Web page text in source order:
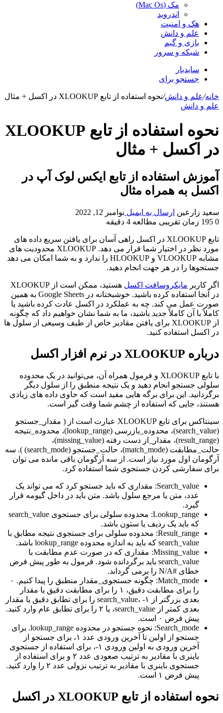
مک (Mac Os)
اندروید
هک و امنیت
علم و دانش
بازی و گیم
شبکه و سرور
سایدبار
جستجو برای
خانه/علم و دانش/نحوه استفاده از تابع XLOOKUP در اکسل + مثال
علم و دانش
نحوه استفاده از تابع XLOOKUP
در اکسل + مثال
آموزش استفاده از تابع ایکس لوک آپ در
اکسل به همراه مثال
سعید زارعین ارسال به ایمیل نوامبر 12, 2022
0
زمان تقریبی مطالعه 4 دقیقه
تابع XLOOKUP در اکسل راهی آسان برای یافتن سریع داده های
مورد نظر در اختیار شما قرار می دهد. XLOOKUP محدودیت های
مشابه VLOOKUP و HLOOKUP را ندارد و به شما امکان می دهد
جستجوها را در هر جهت انجام دهید.
اگر کاربر مایکروسافت اکسل
هستید، ممکن است از XLOOKUP
در آنجا استفاده کرده باشید. خوشبختانه در Google Sheets به همین
صورت عمل می کند. چه به عملکرد در اکسل عادت کرده باشید یا
کاملاً با آن کاملاً جدید باشید، ما به شما نشان خواهیم داد که چگونه
از XLOOKUP برای یافتن مقادیر خاص از طیف وسیعی از سلول ها
در اکسل استفاده کنید.
درباره XLOOKUP در نرم افزار اکسل
با تابع XLOOKUP و فرمول همراه آن، می‌توانید در یک محدوده
سلولی جستجو انجام دهید و یک نتیجه منطبق را از سلول دیگر
برگردانید. این برای برگه هایی مفید است که حاوی داده های زیادی
هستند، جایی که استفاده از چشم شما وقت گیر است.
سینتاکس برای تابع XLOOKUP عبارت است از ( مقدار_جستجو
(search_value)، محدوده_بازرسی (lookup_range)، محدوده_نتیجه
(result_range)، مقدار_از دست رفته (missing_value)،
حالت_مطابقت (match_mode)، حالت_جستجو (search_mode) ). سه
آرگومان اول مورد نیاز است. از سه آرگومان باقی مانده می توان
برای سفارشی کردن جستجوی شما استفاده کرد.
Search_value: مقداری که باید جستجو کرد که می تواند یک
عدد، متن یا مرجع سلول باشد. متن باید در داخل گیومه قرار
گیرد.
Lookup_range: محدوده سلولی برای جستجوی search_value
که باید یک ردیف یا ستون باشد.
Result_range: محدوده سلولی برای جستجوی نتیجه مطابق با
search_value که باید به اندازه محدوده lookup_range باشد.
Missing_value: مقداری که در صورت عدم مطابقت با
search_value باید برگردانده شود. فرمول به طور پیش فرض
خطای #N/A را برمی گرداند.
Match_mode: چگونه جستجوی_مقدار منطبق را پیدا کنیم. ۰
را برای مطابقت دقیق، ۱ را برای مطابقت دقیق یا مقدار
بعدی بزرگتر از search_value، -۱ را برای تطابق دقیق یا مقدار
بعدی کمتر از search_value، یا ۲ را برای تطابق عام وارد کنید.
پیش فرض ۰ است.
Search_mode: نحوه جستجو در محدوده lookup_range. برای
جستجو از اولین تا آخرین ورودی عدد ۱، برای جستجو از
آخرین ورودی به اولین ورودی ۱-، برای استفاده از جستجوی
باینری با مقادیر به ترتیب صعودی عدد ۲ و برای استفاده از
جستجوی باینری با مقادیر به ترتیب نزولی عدد ۲ را وارد کنید.
پیش فرض ۱ است.
نحوه استفاده از تابع XLOOKUP در اکسل